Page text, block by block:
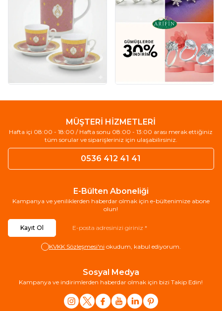
MÜŞTERİ HİZMETLERİ
Hafta içi 08:00 - 18:00 / Hafta sonu 08:00 - 13:00 arası merak ettiğiniz
tüm sorular ve siparişleriniz için ulaşabilirsiniz.
0536 412 41 41
E-Bülten Aboneliği
Kampanya ve yeniliklerden haberdar olmak için e-bültenimize abone
olun!
Kayıt Ol
KVKK Sözleşmesi'ni okudum, kabul ediyorum.
Sosyal Medya
Kampanya ve indirimlerden haberdar olmak için bizi Takip Edin!